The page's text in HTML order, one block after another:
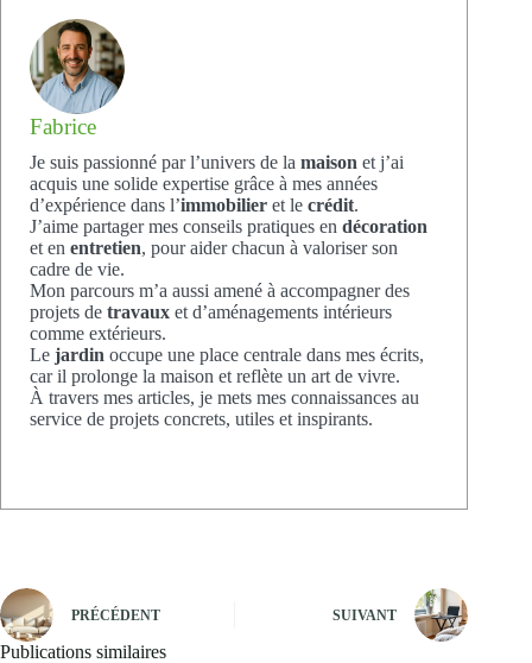
Fabrice
Je suis passionné par l’univers de la maison et j’ai
acquis une solide expertise grâce à mes années
d’expérience dans l’immobilier et le crédit.
J’aime partager mes conseils pratiques en décoration
et en entretien, pour aider chacun à valoriser son
cadre de vie.
Mon parcours m’a aussi amené à accompagner des
projets de travaux et d’aménagements intérieurs
comme extérieurs.
Le jardin occupe une place centrale dans mes écrits,
car il prolonge la maison et reflète un art de vivre.
À travers mes articles, je mets mes connaissances au
service de projets concrets, utiles et inspirants.
PRÉCÉDENT SUIVANT
Publications similaires